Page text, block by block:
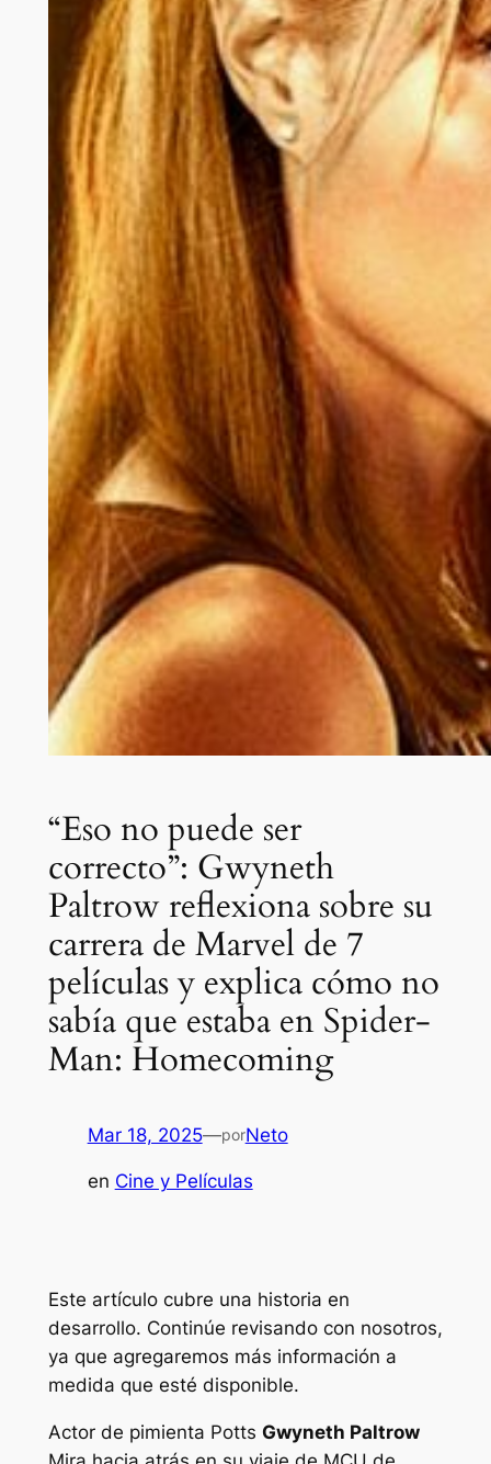
“Eso no puede ser
correcto”: Gwyneth
Paltrow reflexiona sobre su
carrera de Marvel de 7
películas y explica cómo no
sabía que estaba en Spider-
Man: Homecoming
Mar 18, 2025—porNeto
en Cine y Películas
Este artículo cubre una historia en
desarrollo. Continúe revisando con nosotros,
ya que agregaremos más información a
medida que esté disponible.
Actor de pimienta Potts Gwyneth Paltrow